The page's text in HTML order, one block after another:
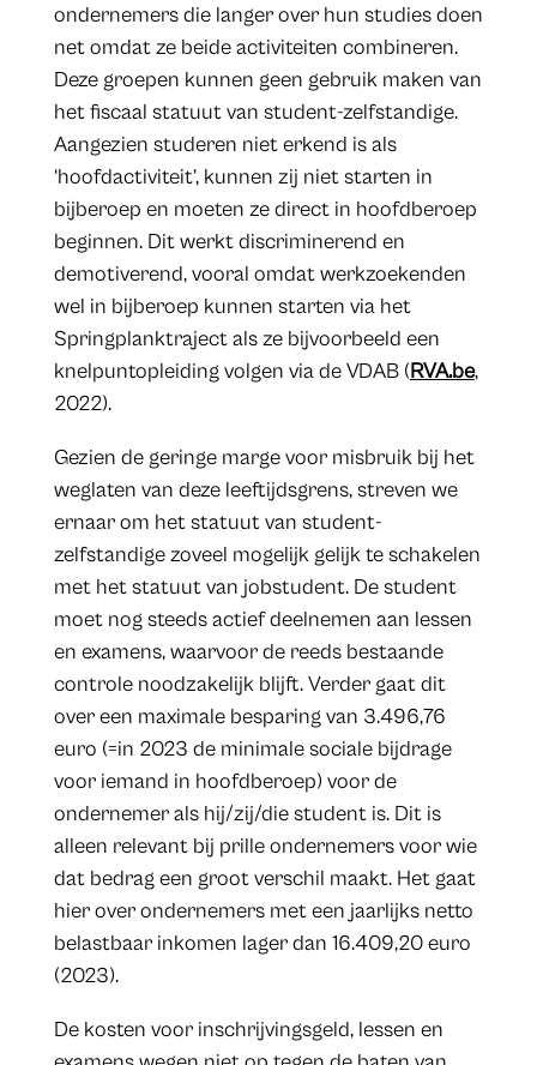
ondernemers die langer over hun studies doen
net omdat ze beide activiteiten combineren.
Deze groepen kunnen geen gebruik maken van
het fiscaal statuut van student-zelfstandige.
Aangezien studeren niet erkend is als
‘hoofdactiviteit’, kunnen zij niet starten in
bijberoep en moeten ze direct in hoofdberoep
beginnen. Dit werkt discriminerend en
demotiverend, vooral omdat werkzoekenden
wel in bijberoep kunnen starten via het
Springplanktraject als ze bijvoorbeeld een
knelpuntopleiding volgen via de VDAB (RVA.be,
2022).
Gezien de geringe marge voor misbruik bij het
weglaten van deze leeftijdsgrens, streven we
ernaar om het statuut van student-
zelfstandige zoveel mogelijk gelijk te schakelen
met het statuut van jobstudent. De student
moet nog steeds actief deelnemen aan lessen
en examens, waarvoor de reeds bestaande
controle noodzakelijk blijft. Verder gaat dit
over een maximale besparing van 3.496,76
euro (=in 2023 de minimale sociale bijdrage
voor iemand in hoofdberoep) voor de
ondernemer als hij/zij/die student is. Dit is
alleen relevant bij prille ondernemers voor wie
dat bedrag een groot verschil maakt. Het gaat
hier over ondernemers met een jaarlijks netto
belastbaar inkomen lager dan 16.409,20 euro
(2023).
De kosten voor inschrijvingsgeld, lessen en